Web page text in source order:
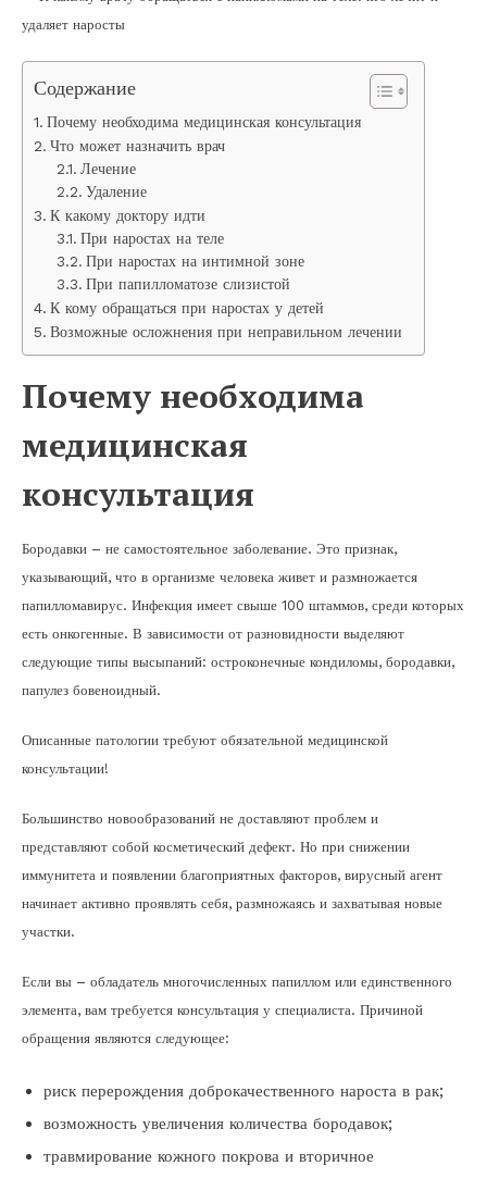
Содержание
Почему необходима медицинская консультация
Что может назначить врач
Лечение
Удаление
К какому доктору идти
При наростах на теле
При наростах на интимной зоне
При папилломатозе слизистой
К кому обращаться при наростах у детей
Возможные осложнения при неправильном лечении
Почему необходима
медицинская
консультация
Бородавки – не самостоятельное заболевание. Это признак,
указывающий, что в организме человека живет и размножается
папилломавирус. Инфекция имеет свыше 100 штаммов, среди которых
есть онкогенные. В зависимости от разновидности выделяют
следующие типы высыпаний: остроконечные кондиломы, бородавки,
папулез бовеноидный.
Описанные патологии требуют обязательной медицинской
консультации!
Большинство новообразований не доставляют проблем и
представляют собой косметический дефект. Но при снижении
иммунитета и появлении благоприятных факторов, вирусный агент
начинает активно проявлять себя, размножаясь и захватывая новые
участки.
Если вы – обладатель многочисленных папиллом или единственного
элемента, вам требуется консультация у специалиста. Причиной
обращения являются следующее:
риск перерождения доброкачественного нароста в рак;
возможность увеличения количества бородавок;
травмирование кожного покрова и вторичное